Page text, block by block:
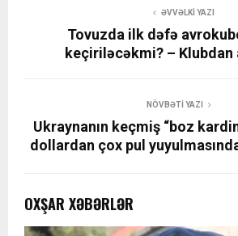
ƏVVƏLKI YAZI
Tovuzda ilk dəfə
keçiriləcəkmi? – Klubdan
NÖVBƏTI YAZI
Ukraynanın keçmiş “boz
dollardan çox pul
OXŞAR XƏBƏRLƏR